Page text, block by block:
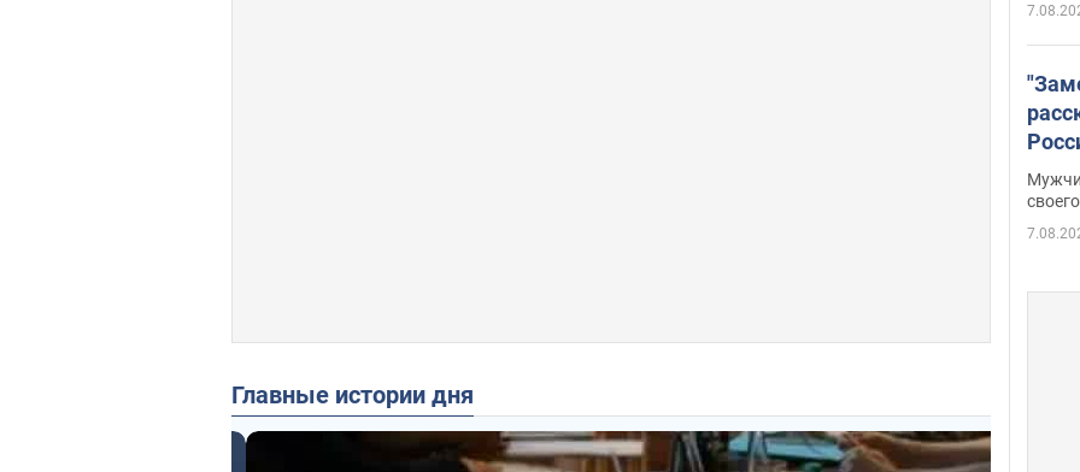
Главные истории дня
Фото